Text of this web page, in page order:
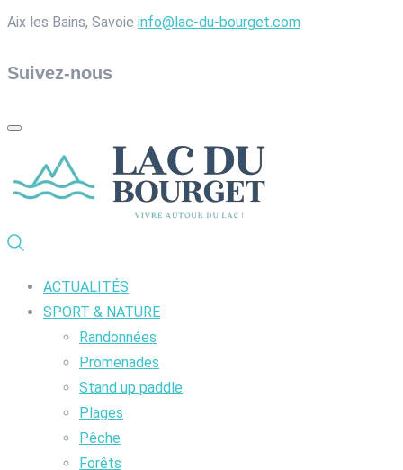
Aix les Bains, Savoie info@lac-du-bourget.com
Suivez-nous
ACTUALITÉS
SPORT & NATURE
Randonnées
Promenades
Stand up paddle
Plages
Pêche
Forêts